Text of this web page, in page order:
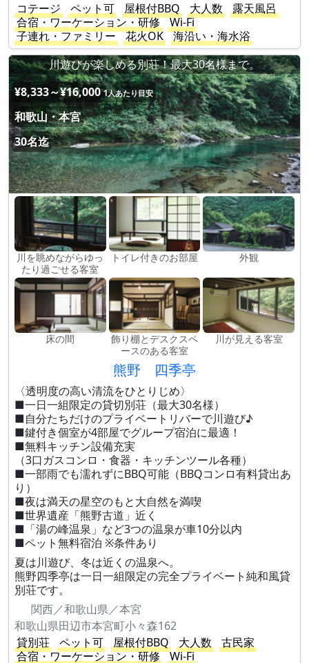
コテージ
ペット可 屋根付BBQ 大人数
露天風呂
合宿・ワーケーション・研修
Wi-Fi
子連れ・ファミリー
花火OK
海沿い・海水浴
川遊びが楽しめる別荘！最大30名様まで。
¥8,333～¥16,000 1人あたり目安
和歌山・本宮
30名迄
川を眺めながらゆっ
たり過ごせる客室
トイレ付きのお部屋 外観
床の間
飾り棚とデスクスペ
ースのある客室
川が見える客室
熊野 四季亭
〈透明度の高い清流をひとりじめ〉
■一日一組限定の貸切別荘（最大30名様）
■自分たちだけのプライベートリバーで川遊び♪
■鍵付き個室が4部屋でグループ宿泊に最適！
■無料キッチン設備充実
（3口ガスコンロ・食器・キッチンツール各種）
■一部雨でも濡れずにBBQ可能（BBQコンロ有料貸出あ
り）
■夜は満天の星空のもと大自然を満喫
■世界遺産「熊野古道」近く
■「湯の峰温泉」など3つの温泉が車10分以内
■ペット無料宿泊 ※条件あり
夏は川遊び、冬は近くの温泉へ。
熊野四季亭は一日一組限定の完全プライベート純和風貸
別荘です。
関西／和歌山県／本宮
和歌山県田辺市本宮町小々森162
貸別荘
ペット可 屋根付BBQ 大人数
古民家
合宿・ワーケーション・研修
Wi-Fi